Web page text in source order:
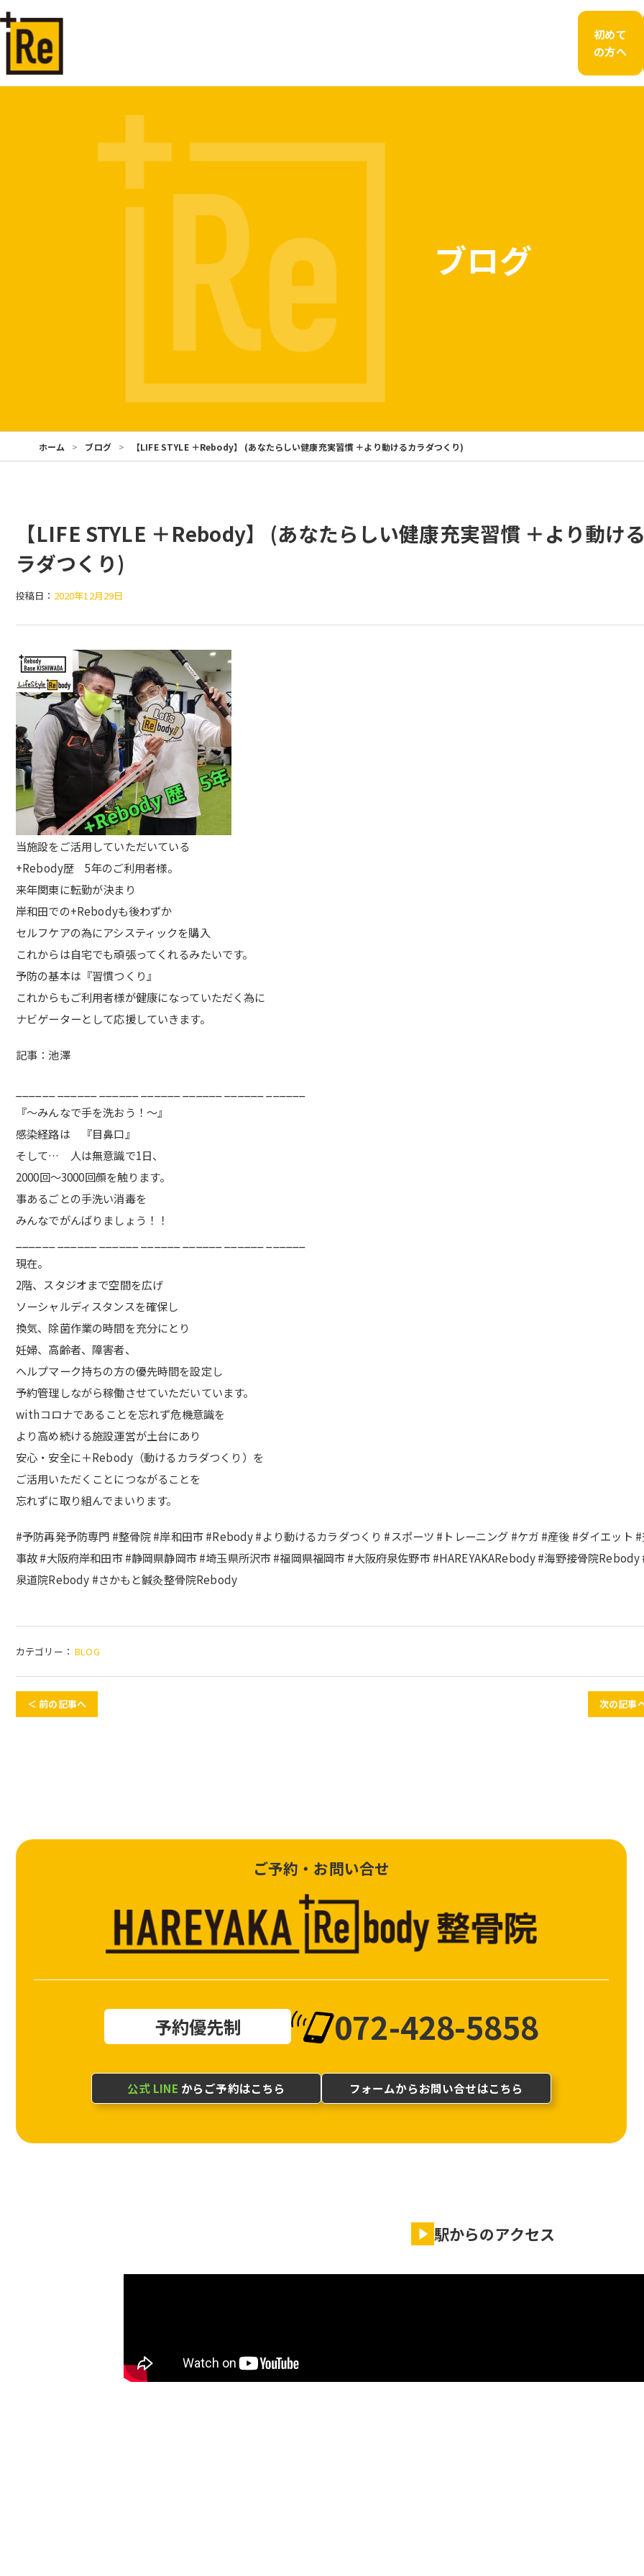
初めて
の方へ
ブログ
ホーム ブログ 【LIFE STYLE ＋Rebody】 (あなたらしい健康充実習慣 ＋より動けるカラダつくり)
【LIFE STYLE ＋Rebody】 (あなたらしい健康充実習慣 ＋より動け
ラダつくり)
投稿日： 2020年12月29日
当施設をご活用していただいている
+Rebody歴 5年のご利用者様。
来年関東に転勤が決まり
岸和田での+Rebodyも後わずか
セルフケアの為にアシスティックを購入
これからは自宅でも頑張ってくれるみたいです。
予防の基本は『習慣つくり』
これからもご利用者様が健康になっていただく為に
ナビゲーターとして応援していきます。
記事：池澤
『〜みんなで手を洗おう！〜』
感染経路は 『目鼻口』
そして… 人は無意識で1日、
2000回〜3000回顔を触ります。
事あるごとの手洗い消毒を
みんなでがんばりましょう！！
現在。
2階、スタジオまで空間を広げ
ソーシャルディスタンスを確保し
換気、除菌作業の時間を充分にとり
妊婦、高齢者、障害者、
ヘルプマーク持ちの方の優先時間を設定し
予約管理しながら稼働させていただいています。
withコロナであることを忘れず危機意識を
より高め続ける施設運営が土台にあり
安心・安全に＋Rebody（動けるカラダつくり）を
ご活用いただくことにつながることを
忘れずに取り組んでまいります。
#予防再発予防専門 #整骨院 #岸和田市 #Rebody #より動けるカラダつくり #スポーツ #トレーニング #ケガ #産後 #ダイエット
事故 #大阪府岸和田市 #静岡県静岡市 #埼玉県所沢市 #福岡県福岡市 #大阪府泉佐野市 #HAREYAKARebody #海野接骨院Rebody
泉道院Rebody #さかもと鍼灸整骨院Rebody
カテゴリー： BLOG
＜ 前の記事へ 次の記事
ご予約・お問い合せ
予約優先制 072-428-5858
公式 LINE からご予約はこちら フォームからお問い合せはこちら
駅からのアクセス